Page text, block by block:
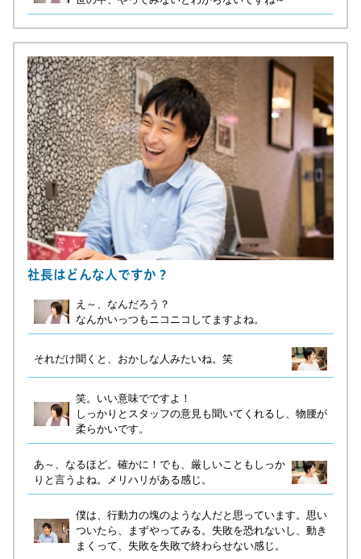
社長はどんな人ですか？
え～、なんだろう？
なんかいっつもニコニコしてますよね。
それだけ聞くと、おかしな人みたいね。笑
笑。いい意味でですよ！
しっかりとスタッフの意見も聞いてくれるし、物腰が
柔らかいです。
あ～、なるほど。確かに！でも、厳しいこともしっか
りと言うよね。メリハリがある感じ。
僕は、行動力の塊のような人だと思っています。思い
ついたら、まずやってみる。失敗を恐れないし、動き
まくって、失敗を失敗で終わらせない感じ。